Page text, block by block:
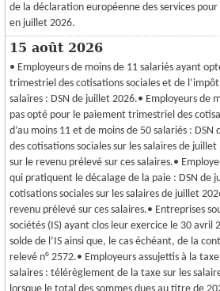
de la déclaration européenne des services
en juillet 2026.
15 août 2026
• Employeurs de moins de 11 salariés ayant
trimestriel des cotisations sociales et de
salaires : DSN de juillet 2026.• Employeurs de
pas opté pour le paiement trimestriel des
d’au moins 11 et de moins de 50 salariés :
des cotisations sociales sur les salaires de
sur le revenu prélevé sur ces salaires.•
qui pratiquent le décalage de la paie : DSN de
cotisations sociales sur les salaires de juillet
revenu prélevé sur ces salaires.• Entreprises
sociétés (IS) ayant clos leur exercice le 30
solde de l’IS ainsi que, le cas échéant, de la
relevé n° 2572.• Employeurs assujettis à la
salaires : télérèglement de la taxe sur les
lorsque le total des sommes dues au titre de